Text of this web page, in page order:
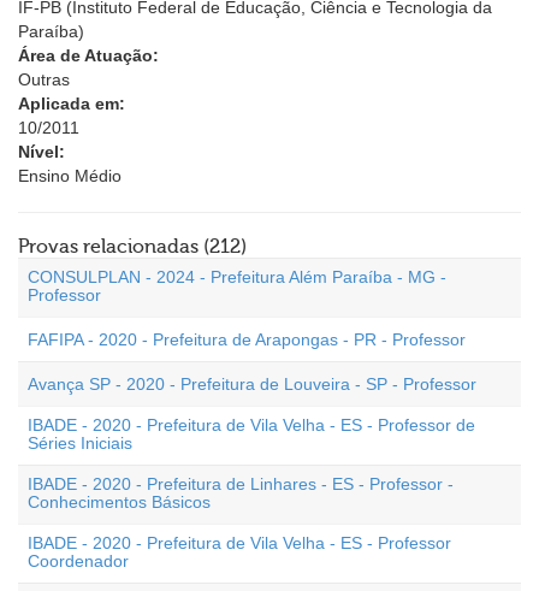
IF-PB (Instituto Federal de Educação, Ciência e Tecnologia da
Paraíba)
Área de Atuação:
Outras
Aplicada em:
10/2011
Nível:
Ensino Médio
Provas relacionadas (212)
CONSULPLAN - 2024 - Prefeitura Além Paraíba - MG -
Professor
FAFIPA - 2020 - Prefeitura de Arapongas - PR - Professor
Avança SP - 2020 - Prefeitura de Louveira - SP - Professor
IBADE - 2020 - Prefeitura de Vila Velha - ES - Professor de
Séries Iniciais
IBADE - 2020 - Prefeitura de Linhares - ES - Professor -
Conhecimentos Básicos
IBADE - 2020 - Prefeitura de Vila Velha - ES - Professor
Coordenador